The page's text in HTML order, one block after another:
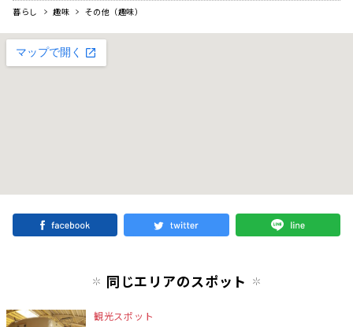
暮らし
趣味 その他（趣味）
同じエリアのスポット
観光スポット